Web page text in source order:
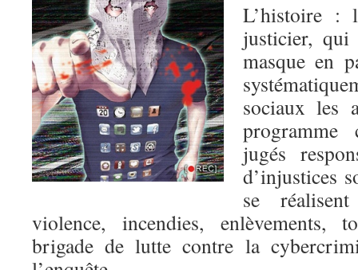
L’histoire :
justicier, qui
masque en
sociaux les
jugés
d’injustices
se
violence, incendies, enlèvements,
brigade de lutte contre la